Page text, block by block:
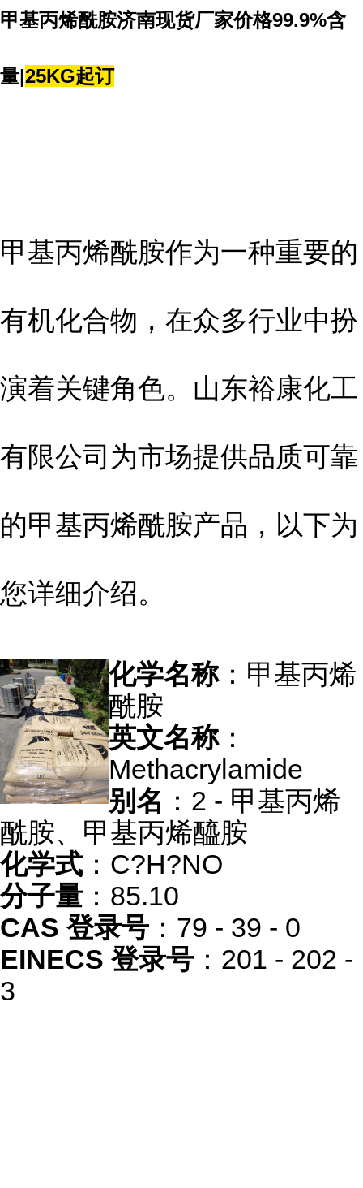
甲基丙烯酰胺济南现货厂家价格99.9%含
量|25KG起订
甲基丙烯酰胺作为一种重要的
有机化合物，在众多行业中扮
演着关键角色。山东裕康化工
有限公司为市场提供品质可靠
的甲基丙烯酰胺产品，以下为
您详细介绍。
化学名称：甲基丙烯
酰胺
英文名称：
Methacrylamide
别名 ：2 - 甲基丙烯
酰胺、甲基丙烯醯胺
化学式 ：C?H?NO
分子量 ：85.10
CAS 登录号 ：79 - 39 - 0
EINECS 登录号 ：201 - 202 -
3